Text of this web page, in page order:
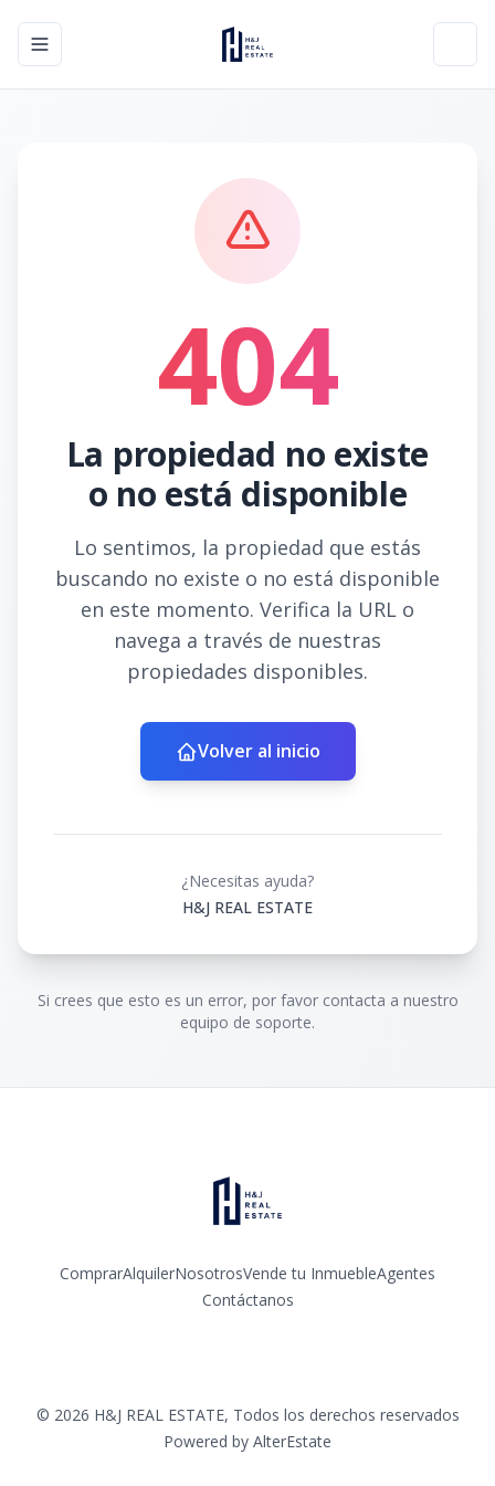
Toggle navigation menu
404
La propiedad no existe
o no está disponible
Lo sentimos, la propiedad que estás
buscando no existe o no está disponible
en este momento. Verifica la URL o
navega a través de nuestras
propiedades disponibles.
Volver al inicio
¿Necesitas ayuda?
H&J REAL ESTATE
Si crees que esto es un error, por favor contacta a nuestro
equipo de soporte.
ComprarAlquilerNosotrosVende tu InmuebleAgentes
Contáctanos
© 2026 H&J REAL ESTATE, Todos los derechos reservados
Powered by AlterEstate